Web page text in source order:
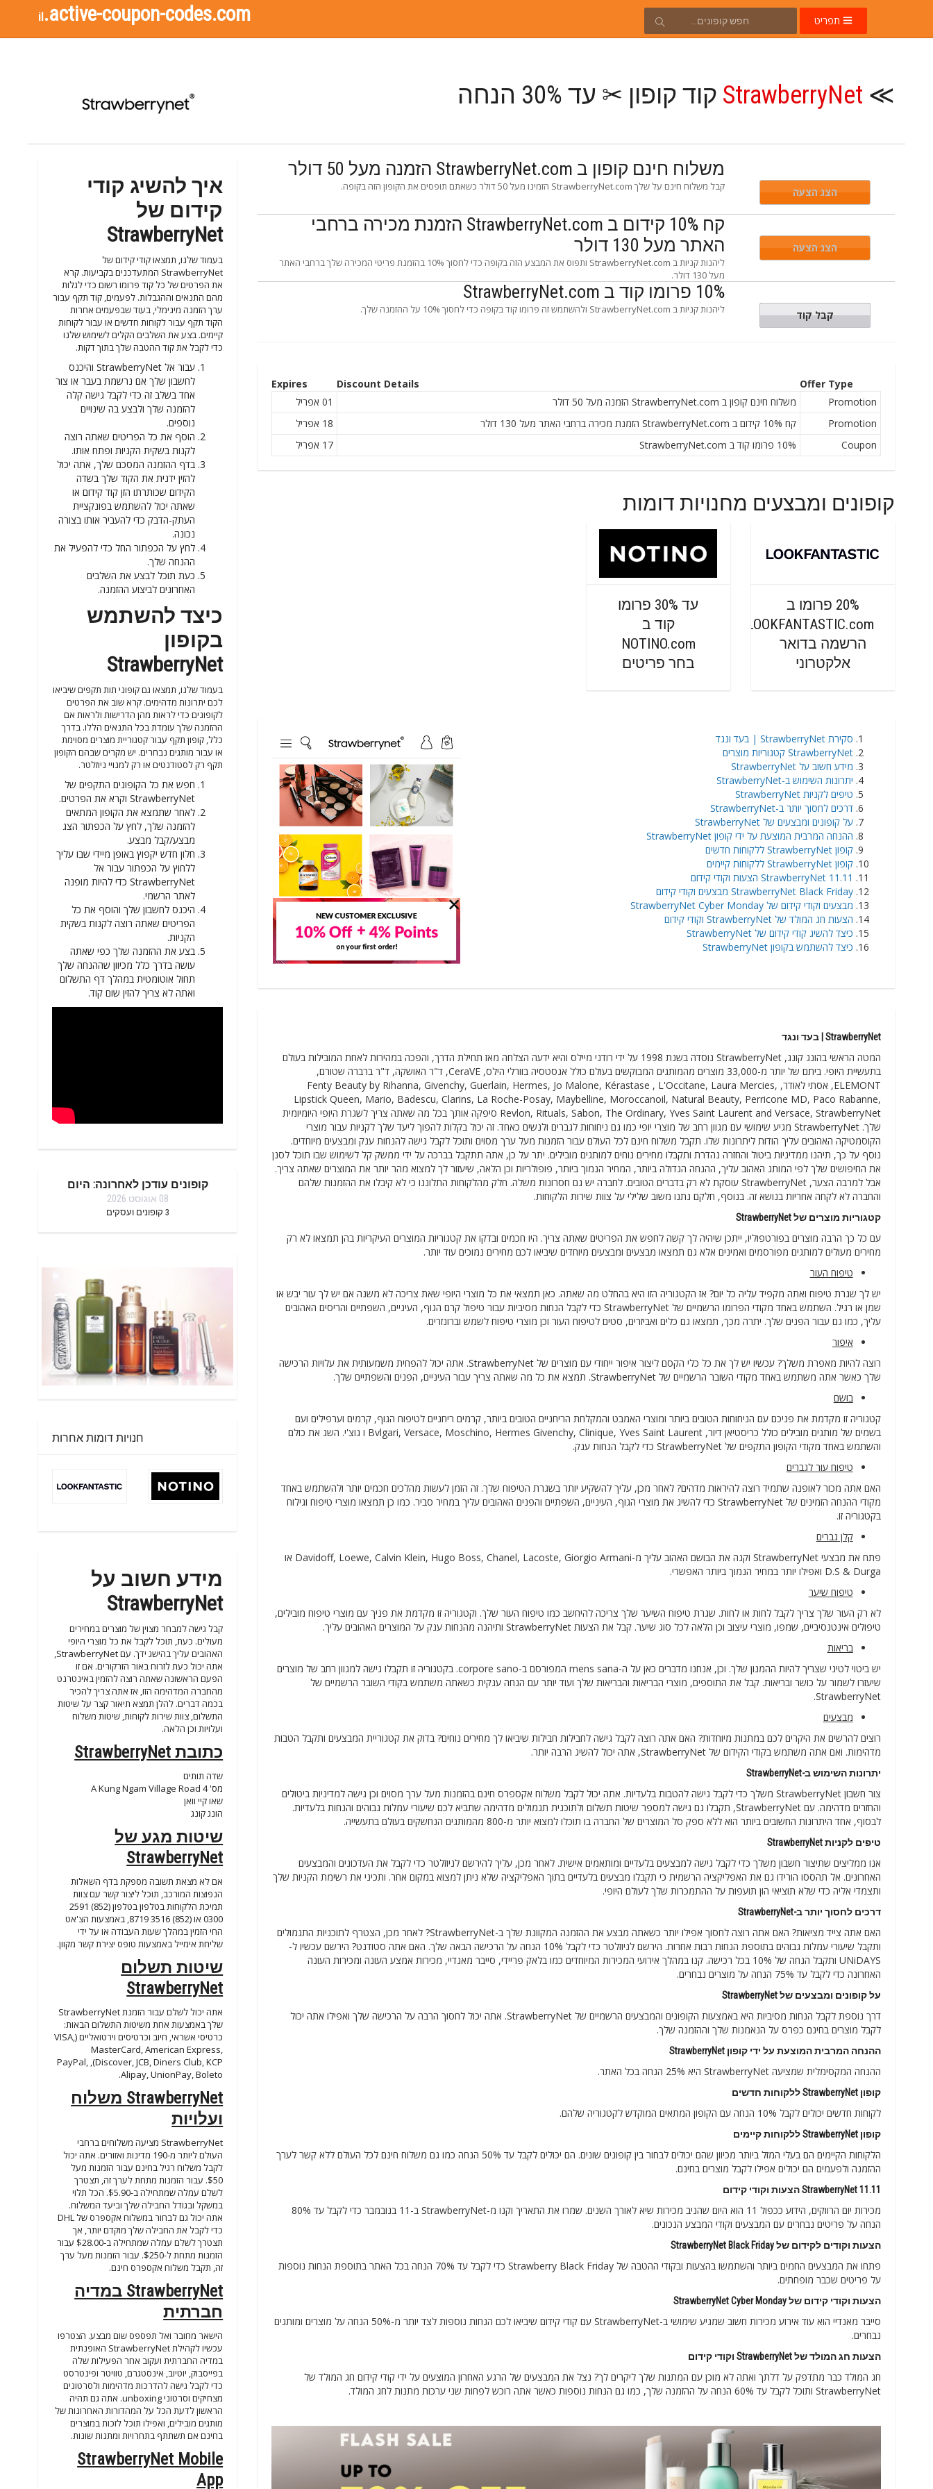
il.active-coupon-codes.com תפריט
≫
StrawberryNet קוד קופון ✂ עד 30% הנחה
משלוח חינם קופון ב StrawberryNet.com הזמנה מעל 50 דולר
קבל משלוח חינם על שלך StrawberryNet.com הזמינו מעל 50 דולר כשאתם תופסים את הקופון הזה בקופה. הצג הצעה
קח 10% קידום ב StrawberryNet.com הזמנת מכירה ברחבי
האתר מעל 130 דולר
ליהנות קניות ב StrawberryNet.com ותפוס את המבצע הזה בקופה כדי לחסוך 10% בהזמנת פריטי המכירה שלך ברחבי האתר
מעל 130 דולר.
הצג הצעה
10% פרומו קוד ב StrawberryNet.com
ליהנות קניות ב StrawberryNet.com ולהשתמש זה פרומו קוד בקופה כדי לחסוך 10% על ההזמנה שלך. 10FLORAקבל קוד
Offer Type
Discount Details
Expires
Promotion
משלוח חינם קופון ב StrawberryNet.com הזמנה מעל 50 דולר
01 אפריל
Promotion
קח 10% קידום ב StrawberryNet.com הזמנת מכירה ברחבי האתר מעל 130 דולר
18 אפריל
Coupon
10% פרומו קוד ב StrawberryNet.com 17 אפריל
קופונים ומבצעים מחנויות דומות
20% פרומו ב
LOOKFANTASTIC.com
הרשמה בדואר
אלקטרוני
עד 30% פרומו
קוד ב
NOTINO.com
בחר פריטים
סקירת StrawberryNet | בעד ונגד
StrawberryNet קטגוריות מוצרים
מידע חשוב על StrawberryNet
יתרונות השימוש ב-StrawberryNet
טיפים לקניות StrawberryNet
דרכים לחסוך יותר ב-StrawberryNet
על קופונים ומבצעים של StrawberryNet
ההנחה המרבית המוצעת על ידי קופון StrawberryNet
קופון StrawberryNet ללקוחות חדשים
קופון StrawberryNet ללקוחות קיימים
StrawberryNet 11.11 הצעות וקודי קידום
StrawberryNet Black Friday מבצעים וקודי קידום
מבצעים וקודי קידום של StrawberryNet Cyber Monday
הצעות חג המולד של StrawberryNet וקודי קידום
כיצד להשיג קודי קידום של StrawberryNet
כיצד להשתמש בקופון StrawberryNet
StrawberryNet | בעד ונגד
המטה הראשי בהונג קונג, StrawberryNet נוסדה בשנת 1998 על ידי רודני מיילס והיא ידעה הצלחה מאז תחילת הדרך, והפכה במהירות לאחת המובילות בעולם
בתעשיית היופי. ביתם של יותר מ-33,000 מוצרים מהמותגים המבוקשים בעולם כולל אנסטסיה בוורלי הילס, CeraVE, ד"ר האושקה, ד"ר ברברה שטורם,
ELEMONT, אסתי לאודר, Fenty Beauty by Rihanna, Givenchy, Guerlain, Hermes, Jo Malone, Kérastase , L'Occitane, Laura Mercies,
Lipstick Queen, Mario, Badescu, Clarins, La Roche-Posay, Maybelline, Moroccanoil, Natural Beauty, Perricone MD, Paco Rabanne,
Revlon, Rituals, Sabon, The Ordinary, Yves Saint Laurent and Versace, StrawberryNet סיפקה אותך בכל מה שאתה צריך לשגרת היופי היומיומית
שלך. StrawberryNet מגיע שימושי עם מגוון רחב של מוצרי יופי כמו גם ניחוחות לגברים ולנשים כאחד. זה יכול בקלות להפוך ליעד שלך לקניות עבור מוצרי
הקוסמטיקה האהובים עליך הודות ליתרונות שלו. תקבל משלוח חינם לכל העולם עבור הזמנות מעל ערך מסוים ותוכל לקבל גישה להנחות ענק ומבצעים מיוחדים.
נוסף על כך, תיהנו ממדיניות ביטול והחזרה נהדרת ותקבלו מחירים נוחים למותגים מובילים. יתר על כן, אתה תתקבל בברכה על ידי ממשק קל לשימוש שבו תוכל לסנן
את החיפושים שלך לפי המותג האהוב עליך, ההנחה הגדולה ביותר, המחיר הנמוך ביותר, פופולריות וכן הלאה, שיעזור לך למצוא מהר יותר את המוצרים שאתה צריך.
אבל למרבה הצער, StrawberryNet עוסקת לא רק בדברים הטובים. לחברה יש גם חסרונות משלה. חלק מהלקוחות התלוננו כי לא קיבלו את ההזמנות שלהם
והחברה לא לקחה אחריות בנושא זה. בנוסף, חלקם נתנו משוב שלילי על צוות שירות הלקוחות.
קטגוריות מוצרים של StrawberryNet
עם כל כך הרבה מוצרים בפורטפוליו, ייתכן שיהיה לך קשה לחפש את הפריטים שאתה צריך. היו חכמים ובדקו את קטגוריות המוצרים העיקריות בהן תמצאו לא רק
מחירים מעולים למותגים מפורסמים ואמינים אלא גם תמצאו מבצעים ומבצעים מיוחדים שיביאו לכם מחירים נמוכים עוד יותר.
טיפוח העור
יש לך שגרת טיפוח ואתה מקפיד עליה כל יום? אז הקטגוריה הזו היא בהחלט מה שאתה. כאן תמצאי את כל מוצרי היופי שאת צריכה לא משנה אם יש לך עור יבש או
שמן או רגיל. השתמש באחד מקודי הפרומו הרשמיים של StrawberryNet כדי לקבל הנחות מסיביות עבור טיפול קרם הגוף, העיניים, השפתיים והריסים האהובים
עליך, כמו גם עבור הפנים שלך. יתרה מכך, תמצאו גם כלים ואביזרים, סטים לטיפוח העור וכן מוצרי טיפוח לשמש וברונזרים.
איפור
רוצה להיות מאפרת משלך? עכשיו יש לך את כל כלי הקסם ליצור איפור ייחודי עם מוצרים של StrawberryNet. אתה יכול להפחית משמעותית את עלויות הרכישה
שלך כאשר אתה משתמש באחד מקודי השובר הרשמיים של StrawberryNet. תמצא את כל מה שאתה צריך עבור העיניים, הפנים והשפתיים שלך.
בושם
קטגוריה זו מקדמת את פניכם עם הניחוחות הטובים ביותר ומוצרי האמבט והמקלחת הריחניים הטובים ביותר, קרמים ריחניים לטיפוח הגוף, קרמים וערפילים ועם
בשמים של מותגים מובילים כולל כריסטיאן דיור, Bvlgari, Versace, Moschino, Hermes Givenchy, Clinique, Yves Saint Laurent ו גוצ'י. השג את כולם
והשתמש באחד מקודי הקופון התקפים של StrawberryNet כדי לקבל הנחות ענק.
טיפוח עור לגברים
האם אתה מכור לאופנה שתמיד רוצה להיראות מדהים? לאחר מכן, עליך להשקיע יותר בשגרת הטיפוח שלך. זה הזמן לעשות מהלכים חכמים יותר ולהשתמש באחד
מקודי ההנחה הזמינים של StrawberryNet כדי להשיג את מוצרי הגוף, העיניים, השפתיים והפנים האהובים עליך במחיר סביר. כמו כן תמצאו מוצרי טיפוח וגילוח
בקטגוריה זו.
קלן גברים
פתח את מבצעי StrawberryNet וקנה את הבושם האהוב עליך מ-Davidoff, Loewe, Calvin Klein, Hugo Boss, Chanel, Lacoste, Giorgio Armani או
D.S & Durga ואפילו יותר במחיר הנמוך ביותר האפשרי.
טיפוח שיער
לא רק העור שלך צריך לקבל לחות או לחות. שגרת טיפוח השיער שלך צריכה להיחשב כמו טיפוח העור שלך. וקטגוריה זו מקדמת את פניך עם מוצרי טיפוח מובילים,
טיפולים אינטנסיביים, שמפו, מוצרי עיצוב וכן הלאה לכל סוג שיער. קבל את הצעות StrawberryNet ותיהנה מהנחות ענק על המוצרים האהובים עליך.
בריאות
יש ביטוי לטיני שצריך להיות ההמנון שלך. וכן, אנחנו מדברים כאן על ה-mens sana המפורסם ב-corpore sano. בקטגוריה זו תקבלו גישה למגוון רחב של מוצרים
שיעזרו לשמור על כושר ובריאות. קבל את התוספים, מוצרי הבריאות והבריאות שלך ועוד יותר עם הנחה ענקית כשאתה משתמש בקודי השובר הרשמיים של
StrawberryNet.
מבצעים
רוצים להרשים את היקרים לכם במתנות מיוחדות? האם אתה רוצה לקבל גישה לחבילות חבילות שיביאו לך מחירים נוחים? בדוק את קטגוריית המבצעים ותקבל הטבות
מדהימות. ואם אתה משתמש בקודי הקידום של StrawberryNet, אתה יכול להשיג הרבה יותר.
יתרונות השימוש ב-StrawberryNet
צור חשבון StrawberryNet משלך כדי לקבל גישה להטבות בלעדיות. אתה יכול לקבל משלוח אקספרס חינם בהזמנות מעל ערך מסוים וכן גישה למדיניות ביטולים
והחזרים מדהימה. עם StrawberryNet, תקבלו גם גישה למספר שיטות תשלום ולתוכנית תגמולים מדהימה שתביא לכם שיעורי עמלות גבוהים והנחות בלעדיות.
לבסוף, אחד היתרונות החשובים ביותר הוא ללא ספק סל המוצרים של החברה בו תוכלו למצוא יותר מ-800 מהמותגים הנחשקים בעולם בתעשייה.
טיפים לקניות StrawberryNet
אנו ממליצים שתיצור חשבון משלך כדי לקבל גישה למבצעים בלעדיים ומותאמים אישית. לאחר מכן, עליך להירשם לניוזלטר כדי לקבל את העדכונים והמבצעים
האחרונים. אל תהססו הורידו גם את האפליקציה הרשמית כי תקבלו מבצעים בלעדיים בתוך האפליקציה שלא ניתן למצוא במקום אחר. ותכיני את רשימת הקניות שלך
ותצמדי אליה כדי שלא תוציאי הון תועפות על ההתמכרות שלך לעולם היופי.
דרכים לחסוך יותר ב-StrawberryNet
האם אתה צייד מציאות? האם אתה רוצה לחסוך אפילו יותר כשאתה מבצע את ההזמנה המקוונת שלך ב-StrawberryNet? לאחר מכן, הצטרף לתוכניות התגמולים
ותקבל שיעורי עמלות גבוהים בתוספת הנחות רבות אחרות. הירשם לניוזלטר כדי לקבל 10% הנחה על הרכישה הבאה שלך. האם אתה סטודנט? הירשם עכשיו ל-
UNiDAYS ותקבל הנחה של 10% בכל רכישה. קנו במהלך אירועי המכירות המיוחדים כמו בלאק פריידי, סייבר מאנדיי, מכירות אמצע העונה ומכירות העונה
האחרונה כדי לקבל עד 75% הנחה על מוצרים נבחרים.
על קופונים ומבצעים של StrawberryNet
דרך נוספת לקבל הנחות מסיביות היא באמצעות הקופונים והמבצעים הרשמיים של StrawberryNet. אתה יכול לחסוך הרבה על הרכישה שלך ואפילו אתה יכול
לקבל מוצרים בחינם כפרס על הנאמנות שלך וההזמנה שלך.
ההנחה המרבית המוצעת על ידי קופון StrawberryNet
ההנחה המקסימלית שמציעה StrawberryNet היא 25% הנחה בכל האתר.
קופון StrawberryNet ללקוחות חדשים
לקוחות חדשים יכולים לקבל 10% הנחה עם הקופון המתאים המוקדש לקטגוריה שלהם.
קופון StrawberryNet ללקוחות קיימים
הלקוחות הקיימים הם בעלי המזל ביותר מכיוון שהם יכולים לבחור בין קופונים שונים. הם יכולים לקבל עד 50% הנחה כמו גם משלוח חינם לכל העולם ללא קשר לערך
ההזמנה ולפעמים הם יכולים אפילו לקבל מוצרים בחינם.
StrawberryNet 11.11 הצעות וקודי קידום
מכירות יום הרווקים, הידוע ככפול 11 הוא היום שהניב מכירות שיא לאורך השנים. שמרו את התאריך וקנו מ-StrawberryNet ב-11 בנובמבר כדי לקבל עד 80%
הנחה על פריטים נבחרים עם המבצעים וקודי המבצע הנכונים.
הצעות וקודים לקידום של StrawberryNet Black Friday
פתחו את המבצעים החמים ביותר והשתמשו בהצעות ובקודי ההטבה של Strawberry Black Friday כדי לקבל עד 70% הנחה בכל האתר בתוספת הנחות נוספות
על פריטים שכבר מופחתים.
הצעות וקודי קידום של StrawberryNet Cyber Monday
סייבר מאנדיי הוא עוד אירוע מכירות חשוב שמגיע שימושי ב-StrawberryNet עם קודי קידום שיביאו לכם הנחות נוספות לצד יותר מ-50% הנחה על מוצרים ומותגים
נבחרים.
הצעות חג המולד של StrawberryNet וקודי קידום
חג המולד כבר מתדפק על דלתך ואתה לא מוכן עם המתנות שלך ליקרים לך? נצל את המבצעים של הרגע האחרון המוצעים על ידי קודי קידום חג המולד של
StrawberryNet ותוכל לקבל עד 60% הנחה על ההזמנה שלך, כמו גם הנחות נוספות כאשר אתה רוכש לפחות שני ערכות מתנות לחג המולד.
איך להשיג קודי
קידום של
StrawberryNet
בעמוד שלנו, תמצאו קודי קידום של
StrawberryNet המתעדכנים בקביעות. קרא
את הפרטים של כל קוד פרומו רשום כדי לגלות
מהם התנאים וההגבלות. לפעמים, קוד תקף עבור
ערך הזמנה מינימלי, בעוד שבפעמים אחרות
הקוד תקף עבור לקוחות חדשים או עבור לקוחות
קיימים. בצע את השלבים הקלים לשימוש שלנו
כדי לקבל את קוד ההטבה שלך בתוך דקות.
עבור אל StrawberryNet והיכנס
לחשבון שלך אם נרשמת בעבר או צור
אחד בשלב זה כדי לקבל גישה קלה
להזמנה שלך ולבצע בה שינויים
נוספים.
הוסף את כל הפריטים שאתה רוצה
לקנות בשקית הקניות ופתח אותו.
בדף ההזמנה המסכם שלך, אתה יכול
להזין ידנית את הקוד שלך בשדה
הקידום שכותרתו הזן קוד קידום או
שאתה יכול להשתמש בפונקציית
העתק-הדבק כדי להעביר אותו בצורה
נכונה.
לחץ על הכפתור החל כדי להפעיל את
ההנחה שלך.
כעת תוכל לבצע את השלבים
האחרונים לביצוע ההזמנה.
כיצד להשתמש
בקופון
StrawberryNet
בעמוד שלנו, תמצאו גם קופוני תות תקפים שיביאו
לכם יתרונות מדהימים. קרא שוב את הפרטים
לקופונים כדי לראות מהן הדרישות ולראות אם
ההזמנה שלך עומדת בכל התנאים הללו. בדרך
כלל, קופון תקף עבור קטגוריית מוצרים מסוימת
או עבור מותגים נבחרים. יש מקרים שבהם הקופון
תקף רק לסטודנטים או רק למנויי ניוזלטר.
חפש את כל הקופונים התקפים של
StrawberryNet וקרא את הפרטים.
לאחר שתמצא את הקופון המתאים
להזמנה שלך, לחץ על הכפתור הצג
מבצע/קבל מבצע.
חלון חדש יקפוץ באופן מיידי שבו עליך
ללחוץ על הכפתור עבור אל
StrawberryNet כדי להיות מופנה
לאתר הרשמי.
היכנס לחשבון שלך והוסף את כל
הפריטים שאתה רוצה לקנות בשקית
הקניות.
בצע את ההזמנה שלך כפי שאתה
עושה בדרך כלל מכיוון שההנחה שלך
תחול אוטומטית במהלך דף התשלום
ואתה לא צריך להזין שום קוד.
קופונים עודכן לאחרונה: היום
08 אוגוסט 2026
3 קופונים ועסקים
חנויות דומות אחרות
מידע חשוב על
StrawberryNet
קבל גישה למבחר מצוין של מוצרים במחירים
מעולים. כעת, תוכל לקבל את כל מוצרי היופי
האהובים עליך בהישג ידך. עם StrawberryNet,
אתה יכול כעת לזרוח באור הזרקורים. אם זו
הפעם הראשונה שאתה רוצה להזמין באינטרנט
מהחברה המדהימה הזו, אז אתה צריך להכיר
בכמה דברים. להלן תמצא תיאור קצר על שיטות
התשלום, צוות שירות לקוחות, שיטות משלוח
ועלויות וכן הלאה.
כתובת StrawberryNet
שדה תותים
מס' 4 A Kung Ngam Village Road
שאו קיי וואן
הונג קונג
שיטות מגע של
StrawberryNet
אם לא מצאת תשובה מספקת בדף השאלות
הנפוצות המורכב, תוכל ליצור קשר עם צוות
תמיכת הלקוחות בטלפון בטלפון (852) 2591
0300 או (852) 3516 8719, באמצעות הצ'אט
החי הזמין במהלך שעות העבודה או על ידי
שליחת אימייל באמצעות טופס יצירת קשר מקוון.
שיטות תשלום
StrawberryNet
אתה יכול לשלם עבור הזמנת StrawberryNet
שלך באמצעות אחת משיטות התשלום הבאות:
כרטיסי אשראי, חיוב וכרטיסים וירטואליים (VISA,
MasterCard, American Express,
Discover, JCB, Diners Club, KCP), PayPal,
Alipay, UnionPay, Boleto.
StrawberryNet משלוח
ועלויות
StrawberryNet מציעה משלוחים ברחבי
העולם ליותר מ-190 מדינות ואזורים. אתה יכול
לקבל משלוח רגיל בחינם עבור הזמנות מעל
$50. עבור הזמנות מתחת לערך זה, תצטרך
לשלם עמלה שמתחילה ב-$5.90. הכל תלוי
במשקל ובגודל החבילה שלך וביעד המשלוח.
אתה יכול גם לבחור במשלוח אקספרס של DHL
כדי לקבל את החבילה שלך מוקדם יותר, אך
תצטרך לשלם עמלה שמתחילה ב-$28.00 עבור
הזמנות מתחת ל-$250. עבור הזמנות מעל ערך
זה, תקבל משלוח אקספרס חינם.
StrawberryNet במדיה
חברתית
הישאר מחובר ואל תפספס שום מבצע. הצטרפו
עכשיו לקהילת StrawberryNet האופנתית
במדיה החברתית ועקוב אחר הפעילות שלה
בפייסבוק, יוטיוב, אינסטגרם, טוויטר ופינטרסט
כדי לקבל גישה להדרכות מדהימות ולסרטונים
מצחיקים וסרטוני unboxing. אתה גם תהיה
הראשון לדעת הכל על המהדורות האחרונות של
מותגים מובילים, ואפילו תוכל לזכות במוצרים
בחינם אם תשתתף בתחרויות ומתנות שונות.
StrawberryNet Mobile
App